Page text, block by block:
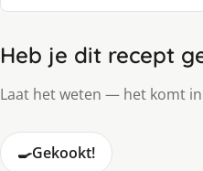
Heb je dit recept
Laat het weten — het komt
🍳Gekookt!